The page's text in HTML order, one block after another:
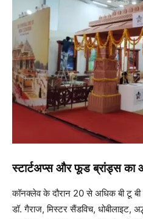
स्टार्टअप्स और फूड ब्रांड्स का
कॉनक्लेव के दौरान 20 से अधिक बी टू बी
डॉ. गैराज, मिस्टर सैंडविच, धोबीलाइट,